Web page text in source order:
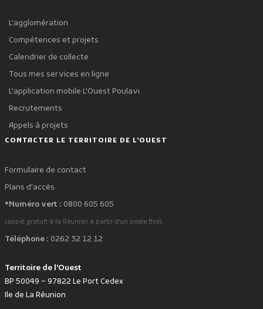
L'agglomération
Compétences et projets
Calendrier de collecte
Tous mes services en ligne
L'application mobile L'Ouest Poulavi
Recrutements
Appels à projets
CONTACTER LE TERRITOIRE DE L'OUEST
Formulaire de contact
Plans d'accès
*Numéro vert : 0800 605 605
(appel gratuit à la Réunion à partir d'un poste fixe).
Téléphone : 0262 32 12 12
Territoire de l'Ouest
BP 50049 – 97822 Le Port Cedex
Ile de La Réunion